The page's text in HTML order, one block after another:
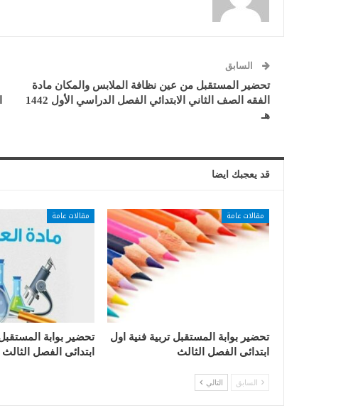
السابق
تحضير المستقبل من عين نظافة الملابس والمكان مادة
الفقه الصف الثاني الابتدائي الفصل الدراسي الأول 1442
هـ
قد يعجبك ايضا
مقالات عامة
تحضير بوابة المستقبل تربية فنية اول
ابتدائى الفصل الثالث
مقالات عامة
تحضير بوابة
ابتدائى الفصل الثالث
السابق التالي